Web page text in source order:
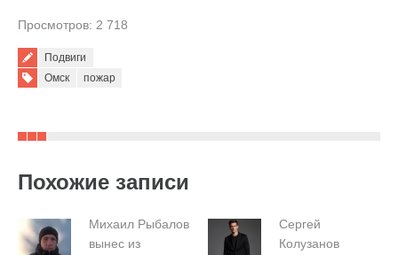
Просмотров: 2 718
Подвиги
Tags:
Омск пожар
Похожие записи
Михаил Рыбалов
вынес из
Сергей
Колузанов